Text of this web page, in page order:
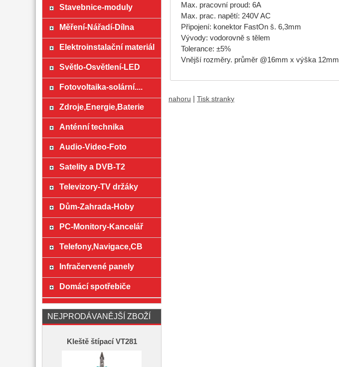
Max. pracovní proud: 6A
Max. prac. napětí: 240V AC
Připojení: konektor FastOn š. 6,3mm
Vývody: vodorovně s tělem
Tolerance: ±5%
Vnější rozměry. průměr @16mm x výška 12mm
nahoru Tisk stranky
Stavebnice-moduly
Měření-Nářadí-Dílna
Elektroinstalační materiál
Světlo-Osvětlení-LED
Fotovoltaika-solární....
Zdroje,Energie,Baterie
Anténní technika
Audio-Video-Foto
Satelity a DVB-T2
Televizory-TV držáky
Dům-Zahrada-Hoby
PC-Monitory-Kancelář
Telefony,Navigace,CB
Infračervené panely
Domácí spotřebiče
NEJPRODÁVANĚJŠÍ ZBOŽÍ
Kleště štípací VT281